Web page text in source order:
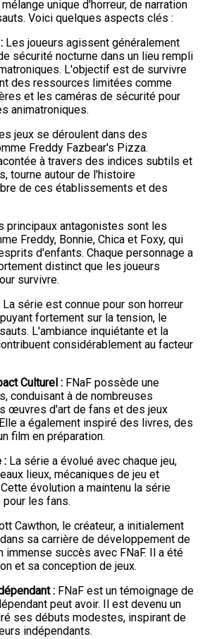
unique d'horreur, de narration
Voici quelques aspects clés :
Les joueurs agissent généralement
sécurité nocturne dans un lieu rempli
L'objectif est de survivre
des ressources limitées comme
et les caméras de sécurité pour
animatroniques.
jeux se déroulent dans des
Freddy Fazbear's Pizza.
à travers des indices subtils et
tourne autour de l'histoire
de ces établissements et des
principaux antagonistes sont les
Freddy, Bonnie, Chica et Foxy, qui
d'enfants. Chaque personnage a
distinct que les joueurs
survivre.
La série est connue pour son horreur
fortement sur la tension, le
L'ambiance inquiétante et la
considérablement au facteur
Culturel : FNaF possède une
conduisant à de nombreuses
œuvres d'art de fans et des jeux
a également inspiré des livres, des
film en préparation.
: La série a évolué avec chaque jeu,
lieux, mécaniques de jeu et
évolution a maintenu la série
les fans.
Cawthon, le créateur, a initialement
sa carrière de développement de
immense succès avec FNaF. Il a été
et sa conception de jeux.
: FNaF est un témoignage de
peut avoir. Il est devenu un
ses débuts modestes, inspirant de
indépendants.